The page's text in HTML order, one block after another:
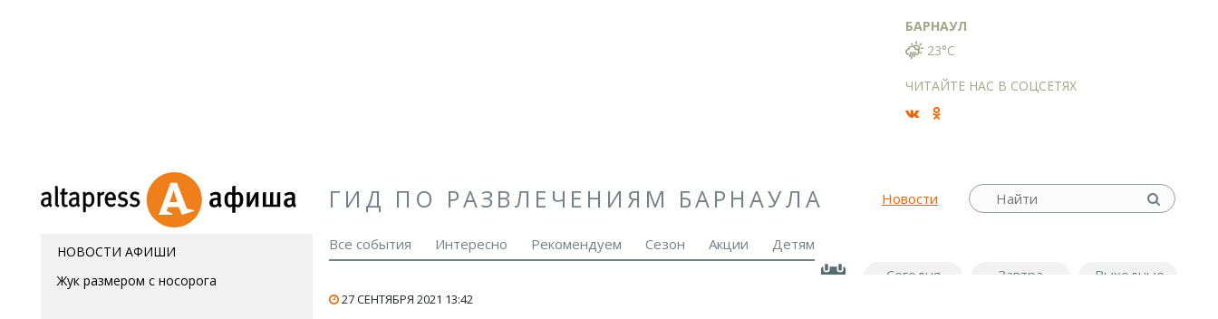
БАРНАУЛ
23°C
ЧИТАЙТЕ НАС В СОЦСЕТЯХ
ГИД ПО РАЗВЛЕЧЕНИЯМ БАРНАУЛА Новости
НОВОСТИ АФИШИ Все события Интересно Рекомендуем Сезон Акции
Детям
Сегодня
Завтра Выходные
Жук размером с носорога
27 СЕНТЯБРЯ 2021 13:42